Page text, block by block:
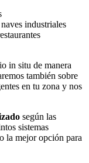
industriales
in situ de manera
también sobre
en tu zona y nos
según las
sistemas
la mejor opción para